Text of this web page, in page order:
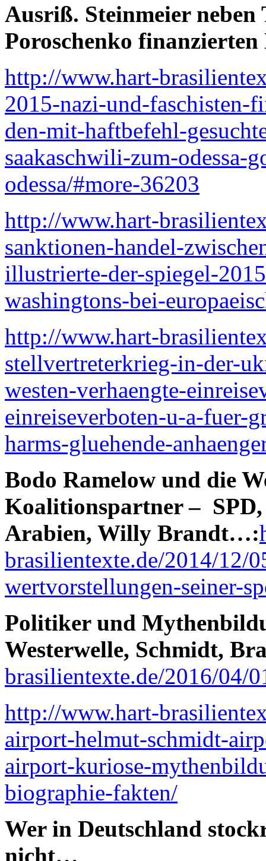
Ausriß. Steinmeier
Poroschenko
http://www.hart-
2015-nazi-und-faschisten-
den-mit-haftbefehl-
saakaschwili-zum-odessa-
odessa/#more-36203
http://www.hart-
sanktionen-handel-
illustrierte-der-spiegel-
washingtons-bei-
http://www.hart-
stellvertreterkrieg-in-der-
westen-verhaengte-
einreiseverboten-u-a-fuer-
harms-gluehende-
Bodo Ramelow und die
Koalitionspartner –
Arabien, Willy Brandt…:
brasilientexte.de/2014/12/
wertvorstellungen-seiner-
Politiker und
Westerwelle, Schmidt,
brasilientexte.de/2016/04/
http://www.hart-
airport-helmut-schmidt-
airport-kuriose-
biographie-fakten/
Wer in Deutschland
nicht…